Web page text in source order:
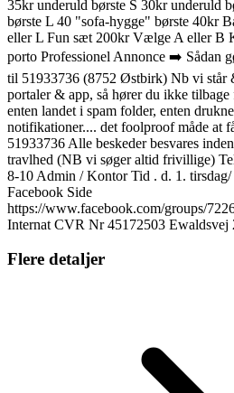
35kr underuld børste S 30kr underuld
børste L 40 "sofa-hygge" børste 40kr
eller L Fun sæt 200kr Vælge A eller B
porto Professionel Annonce ➡️ Sådan
til 51933736 (8752 Østbirk) Nb vi står
portaler & app, så hører du ikke
enten landet i spam folder, enten
notifikationer.... det foolproof måde at
51933736 Alle beskeder besvares
travlhed (NB vi søger altid frivillige)
8-10 Admin / Kontor Tid . d. 1.
Facebook Side
https://www.facebook.com/groups/
Internat CVR Nr 45172503
Flere detaljer